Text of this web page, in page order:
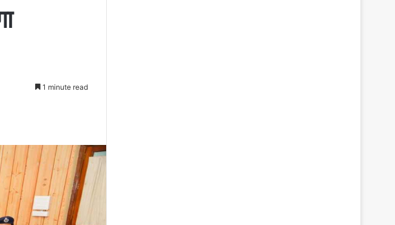
1 minute read